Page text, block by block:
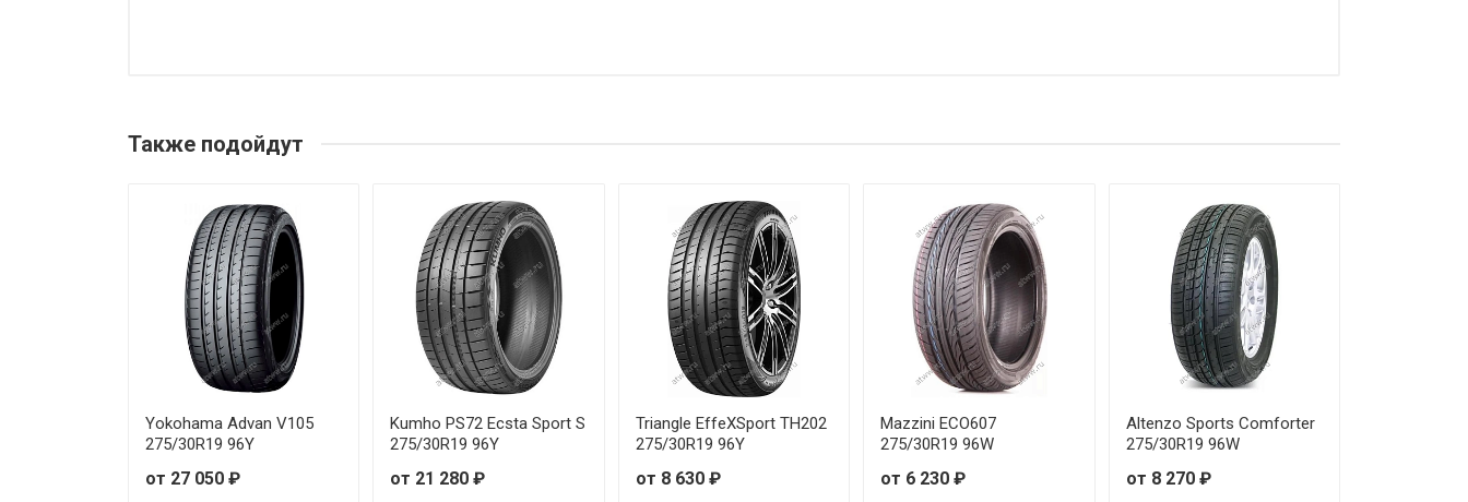
GoodYear Eagle F1 SuperSport 225/35R20 90Y
GoodYear Eagle F1 SuperSport 225/40R19 93Y от 35 360 ₽
GoodYear Eagle F1 SuperSport 225/40R19 93Y от 23 180 ₽
GoodYear Eagle F1 SuperSport 245/35R20 95Y от 33 380 ₽
GoodYear Eagle F1 SuperSport 245/35R21 96Y от 40 100 ₽
GoodYear Eagle F1 SuperSport 245/40R19 98Y
GoodYear Eagle F1 SuperSport 245/40R19 98Y
Также подойдут
Yokohama Advan V105
275/30R19 96Y
от 27 050 ₽
Kumho PS72 Ecsta Sport S
275/30R19 96Y
от 21 280 ₽
Triangle EffeXSport TH202
275/30R19 96Y
от 8 630 ₽
Mazzini ECO607
275/30R19 96W
от 6 230 ₽
Altenzo Sports Comforter
275/30R19 96W
от 8 270 ₽